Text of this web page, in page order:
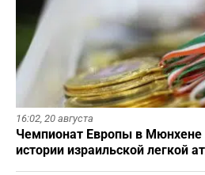
16:02, 20 августа
Чемпионат Европы в Мюнхене
истории израильской легкой